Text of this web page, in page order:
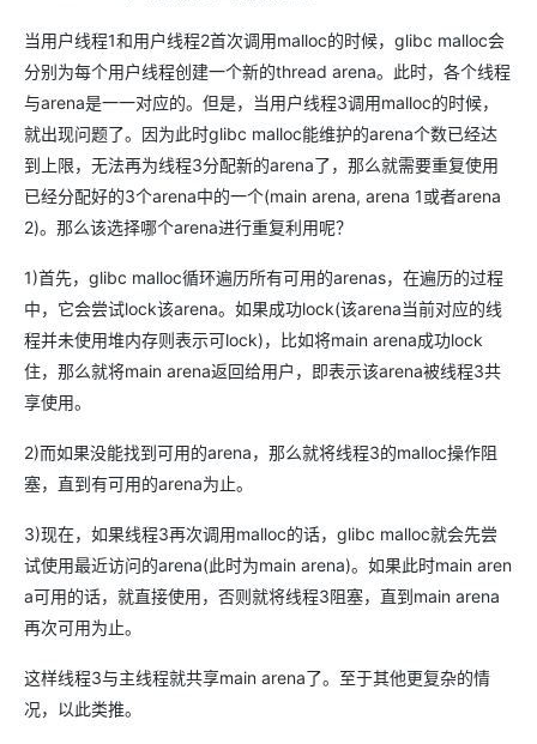
当用户线程1和用户线程2首次调用malloc的时候，glibc malloc会
分别为每个用户线程创建一个新的thread arena。此时，各个线程
与arena是一一对应的。但是，当用户线程3调用malloc的时候，
就出现问题了。因为此时glibc malloc能维护的arena个数已经达
到上限，无法再为线程3分配新的arena了，那么就需要重复使用
已经分配好的3个arena中的一个(main arena, arena 1或者arena
2)。那么该选择哪个arena进行重复利用呢？
1)首先，glibc malloc循环遍历所有可用的arenas，在遍历的过程
中，它会尝试lock该arena。如果成功lock(该arena当前对应的线
程并未使用堆内存则表示可lock)，比如将main arena成功lock
住，那么就将main arena返回给用户，即表示该arena被线程3共
享使用。
2)而如果没能找到可用的arena，那么就将线程3的malloc操作阻
塞，直到有可用的arena为止。
3)现在，如果线程3再次调用malloc的话，glibc malloc就会先尝
试使用最近访问的arena(此时为main arena)。如果此时main aren
a可用的话，就直接使用，否则就将线程3阻塞，直到main arena
再次可用为止。
这样线程3与主线程就共享main arena了。至于其他更复杂的情
况，以此类推。